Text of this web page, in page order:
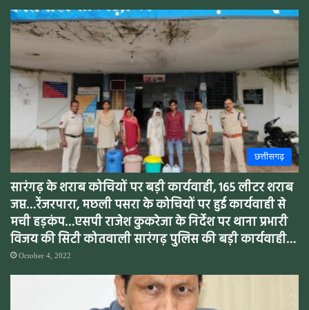
छत्तीसगढ़
सारंगढ़ के शराब कोचियों पर बड़ी कार्यवाही, 165 लीटर शराब
जप्त…रेंजरपारा, मछली पसरा के कोचियों पर हुई कार्यवाही से
मची हड़कंप…एसपी राजेश कुकरेजा के निर्देश पर थाना प्रभारी
विजय की सिटी कोतवाली सारंगढ़ पुलिस की बड़ी कार्यवाही…
October 4, 2022